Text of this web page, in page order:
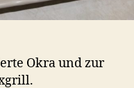
Okra und zur